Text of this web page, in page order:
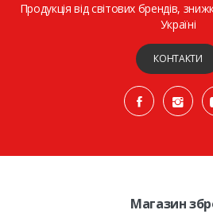
Продукція від світових брендів,
Україні
КОНТАКТИ
Магазин